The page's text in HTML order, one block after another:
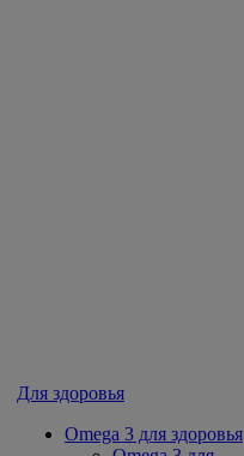
Для здоровья
Omega 3 для здоровья